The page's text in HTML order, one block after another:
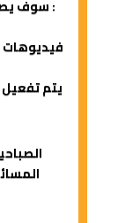
سوف يصلكم على البريد الالكتروني الخاص بكم :
يتم تفعيل حسابك
الصباحية من 8 إلى
المسائية من 4